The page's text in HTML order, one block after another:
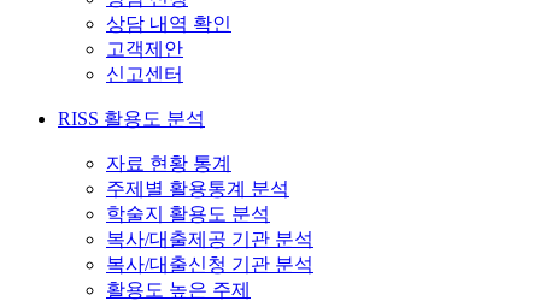
상담 내역 확인
고객제안
신고센터
RISS 활용도 분석
자료 현황 통계
주제별 활용통계 분석
학술지 활용도 분석
복사/대출제공 기관 분석
복사/대출신청 기관 분석
활용도 높은 주제